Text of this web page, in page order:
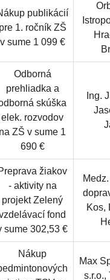
publikácií
pre 1. ročník ZŠ
v sume 1 099 €
Odborná
prehliadka a
skúška
elek. rozvodov
na ZŠ v sume 1
690 €
Ing.
žiakov
- aktivity na
projekt Zelený
fond
sume 302,53 €
Kos,
Nákup
Max
s.r.o.,